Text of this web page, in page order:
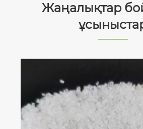
Жаңалықтар
Аммоний сульфатты
тиімділігі мен
Қосымша көру >>